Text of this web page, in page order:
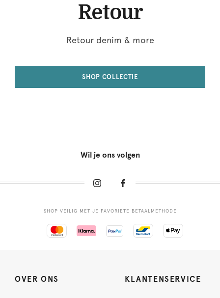
Retour
Retour denim & more
SHOP COLLECTIE
Wil je ons volgen
SHOP VEILIG MET JE FAVORIETE BETAALMETHODE
OVER ONS KLANTENSERVICE